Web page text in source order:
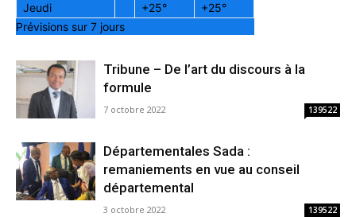
Jeudi
+25° +25°
Prévisions sur 7 jours
Tribune – De l’art du discours à la
formule
7 octobre 2022 139522
Départementales Sada :
remaniements en vue au conseil
départemental
3 octobre 2022 139522